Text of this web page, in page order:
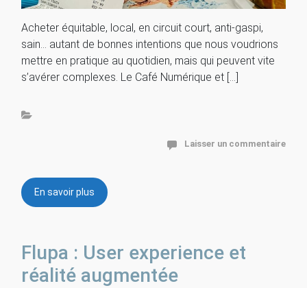
Acheter équitable, local, en circuit court, anti-gaspi,
sain… autant de bonnes intentions que nous voudrions
mettre en pratique au quotidien, mais qui peuvent vite
s’avérer complexes. Le Café Numérique et […]
Laisser un commentaire
En savoir plus
Flupa : User experience et
réalité augmentée